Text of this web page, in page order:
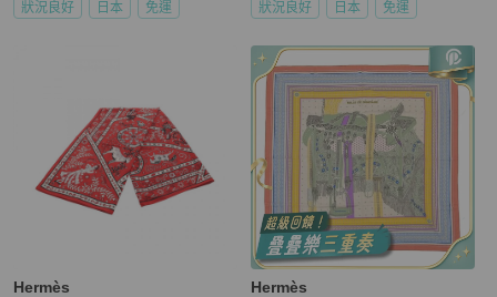
狀況良好 日本 免運 狀況良好 日本 免運
Hermès Hermès